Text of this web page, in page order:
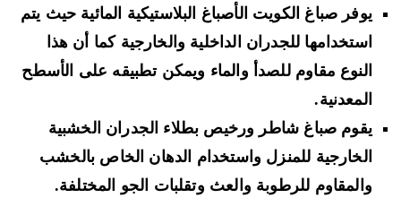
يوفر صباغ الكويت الأصباغ البلاستيكية المائية حيث يتم
استخدامها للجدران الداخلية والخارجية كما أن هذا
النوع مقاوم للصدأ والماء ويمكن تطبيقه على الأسطح
المعدنية.
يقوم صباغ شاطر ورخيص بطلاء الجدران الخشبية
الخارجية للمنزل واستخدام الدهان الخاص بالخشب
والمقاوم للرطوبة والعث وتقلبات الجو المختلفة.